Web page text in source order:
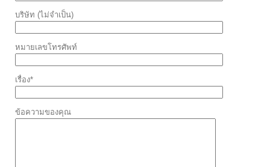
บริษัท (ไม่จำเป็น)
หมายเลขโทรศัพท์
เรื่อง*
ข้อความของคุณ